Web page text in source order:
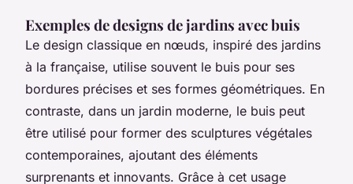
Exemples de designs de jardins avec buis
Le design classique en nœuds, inspiré des jardins
à la française, utilise souvent le buis pour ses
bordures précises et ses formes géométriques. En
contraste, dans un jardin moderne, le buis peut
être utilisé pour former des sculptures végétales
contemporaines, ajoutant des éléments
surprenants et innovants. Grâce à cet usage